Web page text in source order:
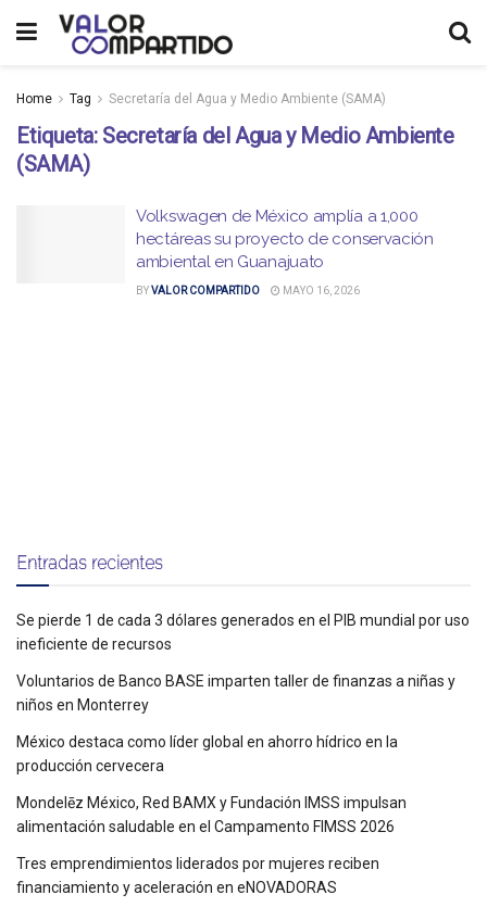
Home Tag Secretaría del Agua y Medio Ambiente (SAMA)
Etiqueta: Secretaría del Agua y Medio Ambiente
(SAMA)
Volkswagen de México amplía a 1,000
hectáreas su proyecto de conservación
ambiental en Guanajuato
BYVALOR COMPARTIDO MAYO 16, 2026
Entradas recientes
Se pierde 1 de cada 3 dólares generados en el PIB mundial por uso
ineficiente de recursos
Voluntarios de Banco BASE imparten taller de finanzas a niñas y
niños en Monterrey
México destaca como líder global en ahorro hídrico en la
producción cervecera
Mondelēz México, Red BAMX y Fundación IMSS impulsan
alimentación saludable en el Campamento FIMSS 2026
Tres emprendimientos liderados por mujeres reciben
financiamiento y aceleración en eNOVADORAS